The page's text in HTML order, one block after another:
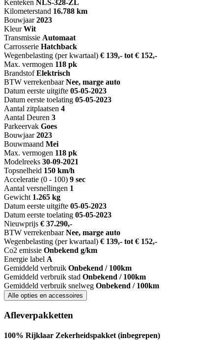
Kenteken NLS-328-ZL
Kilometerstand 16.788 km
Bouwjaar 2023
Kleur Wit
Transmissie Automaat
Carrosserie Hatchback
Wegenbelasting (per kwartaal) € 139,- tot € 152,-
Max. vermogen 118 pk
Brandstof Elektrisch
BTW verrekenbaar Nee, marge auto
Datum eerste uitgifte 05-05-2023
Datum eerste toelating 05-05-2023
Aantal zitplaatsen 4
Aantal Deuren 3
Parkeervak Goes
Bouwjaar 2023
Bouwmaand Mei
Max. vermogen 118 pk
Modelreeks 30-09-2021
Topsnelheid 150 km/h
Acceleratie (0 - 100) 9 sec
Aantal versnellingen 1
Gewicht 1.265 kg
Datum eerste uitgifte 05-05-2023
Datum eerste toelating 05-05-2023
Nieuwprijs € 37.290,-
BTW verrekenbaar Nee, marge auto
Wegenbelasting (per kwartaal) € 139,- tot € 152,-
Co2 emissie Onbekend g/km
Energie label A
Gemiddeld verbruik Onbekend / 100km
Gemiddeld verbruik stad Onbekend / 100km
Gemiddeld verbruik snelweg Onbekend / 100km
Alle opties en accessoires
Afleverpakketten
100% Rijklaar Zekerheidspakket (inbegrepen)